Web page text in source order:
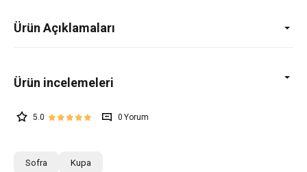
Ürün Açıklamaları
5.0 0
Sofra Kupa